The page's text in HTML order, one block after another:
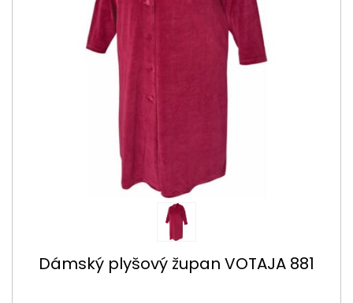
Dámský plyšový župan VOTAJA 881